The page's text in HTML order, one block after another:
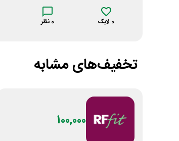
0 لایک 0 نظر
تخفیف‌های مشابه
100,000